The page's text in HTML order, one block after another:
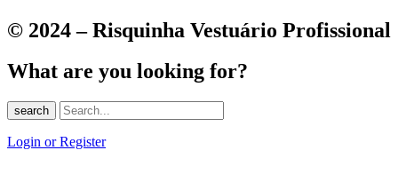
© 2024 – Risquinha Vestuário Profissional
What are you looking for?
search
Login or Register